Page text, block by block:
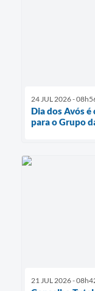
24 JUL 2026 -
Dia dos Avós
para o Grupo
21 JUL 2026 -